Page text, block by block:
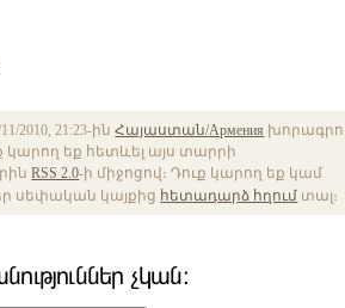
2010, 21:23-ինՀայաստան/Армения
կարող եք հետևել այս տարրի
RSS 2.0-ի միջոցով։ Դուք կարող եք կամ
սեփական կայքից հետադարձ հղում տալ։
չկան։